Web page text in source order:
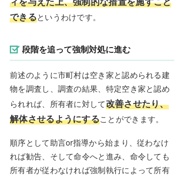
できるというわけです。
段階を追って強制対処に進む
前述のように市町村は空き家と認められる建
物を調査し、調査の結果、特定空き家と認め
られれば、所有者に対して改善させたり、
解体させるようにすることができます。
順序として助言or指導から始まり、従わなけ
れば勧告、そして命令へと進み、命令しても
所有者が従わなければ強制執行によって所有